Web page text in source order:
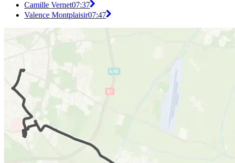
Camille Vernet07:37
Valence Montplaisir07:47